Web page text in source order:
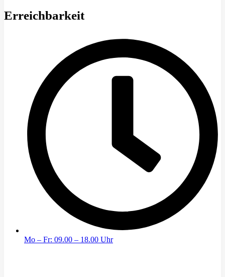
Erreichbarkeit
Mo – Fr: 09.00 – 18.00 Uhr